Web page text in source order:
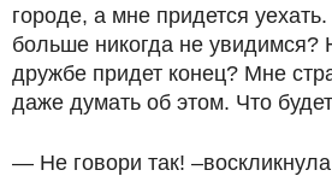
городе, а мне придется
больше никогда не
дружбе придет конец? Мне
даже думать об этом. Что
— Не говори так!